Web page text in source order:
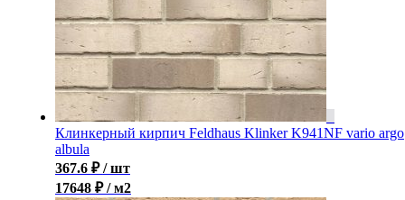
Клинкерный кирпич Feldhaus Klinker K941NF vario argo
albula
367.6 ₽ / шт
17648 ₽ / м2